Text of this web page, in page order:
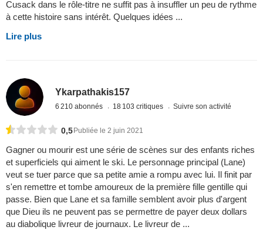
Cusack dans le rôle-titre ne suffit pas à insuffler un peu de rythme
à cette histoire sans intérêt. Quelques idées ...
Lire plus
Ykarpathakis157
6 210 abonnés 18 103 critiques Suivre son activité
0,5 Publiée le 2 juin 2021
Gagner ou mourir est une série de scènes sur des enfants riches
et superficiels qui aiment le ski. Le personnage principal (Lane)
veut se tuer parce que sa petite amie a rompu avec lui. Il finit par
s'en remettre et tombe amoureux de la première fille gentille qui
passe. Bien que Lane et sa famille semblent avoir plus d'argent
que Dieu ils ne peuvent pas se permettre de payer deux dollars
au diabolique livreur de journaux. Le livreur de ...